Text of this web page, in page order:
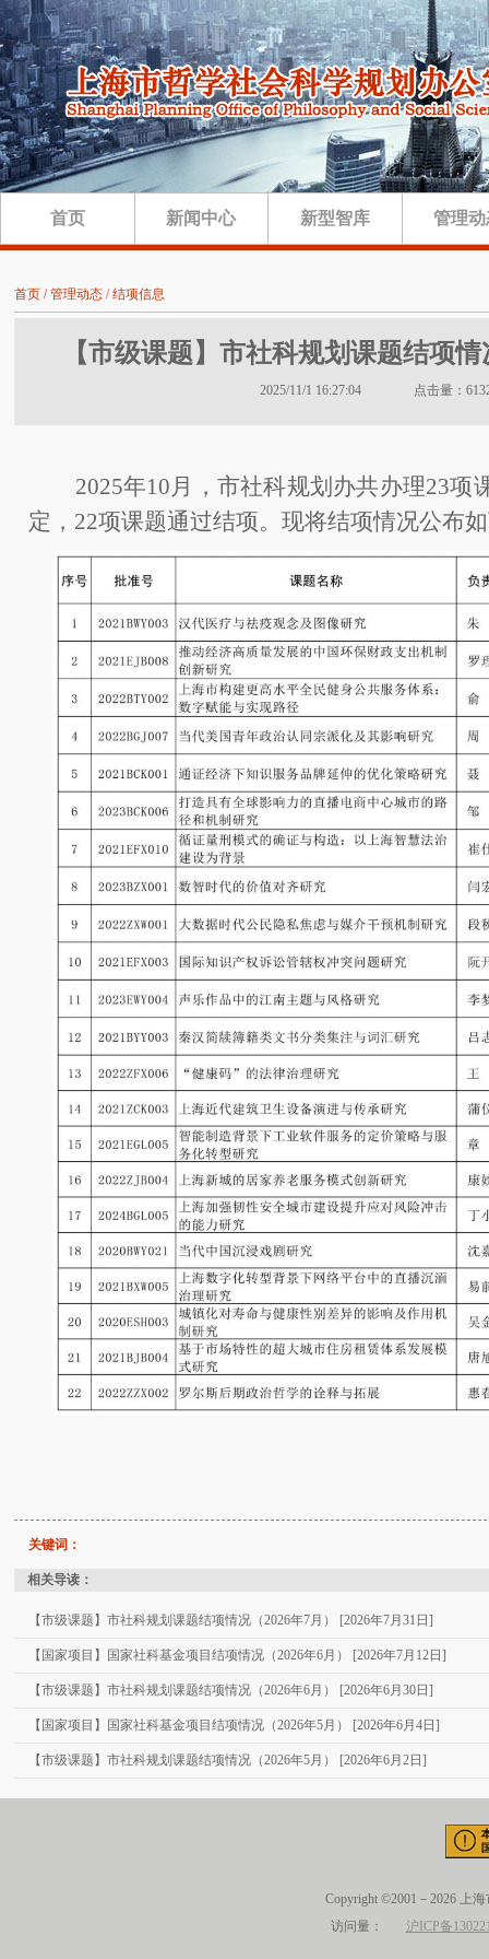
首页 新闻中心 新型智库 管理
首页 / 管理动态 / 结项信息
【市级课题】市社科规划课题结项
2025/11/1 16:27:04 点击量：
2025年10月，市社科规划办共办理23项
定，22项课题通过结项。现将结项情况公布
关键词：
相关导读：
【市级课题】市社科规划课题结项情况（2026年7月） [2026年7月31日]
【国家项目】国家社科基金项目结项情况（2026年6月） [2026年7月12日]
【市级课题】市社科规划课题结项情况（2026年6月） [2026年6月30日]
【国家项目】国家社科基金项目结项情况（2026年5月） [2026年6月4日]
【市级课题】市社科规划课题结项情况（2026年5月） [2026年6月2日]
Copyright ©2001－2026 上
访问量： 沪ICP备